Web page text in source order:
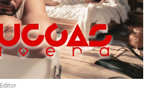
Editor